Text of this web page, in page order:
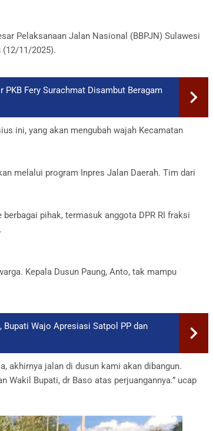
Pelaksanaan Jalan Nasional (BBPJN) Sulawesi
(12/11/2025).
Fery Surachmat Disambut Beragam
ini, yang akan mengubah wajah Kecamatan
melalui program Inpres Jalan Daerah. Tim dari
pihak, termasuk anggota DPR RI fraksi
Kepala Dusun Paung, Anto, tak mampu
Wajo Apresiasi Satpol PP dan
akhirnya jalan di dusun kami akan dibangun.
Wakil Bupati, dr Baso atas perjuangannya.” ucap